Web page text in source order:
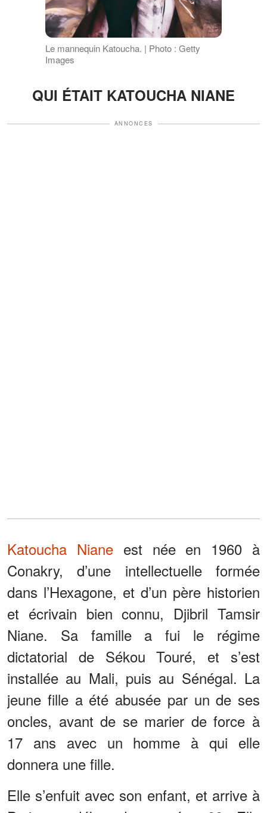
Le mannequin Katoucha. | Photo : Getty
Images
QUI ÉTAIT KATOUCHA NIANE
ANNONCES
Katoucha Nianeest née en 1960 à
Conakry, d’une intellectuelle formée
dans l’Hexagone, et d’un père historien
et écrivain bien connu, Djibril Tamsir
Niane. Sa famille a fui le régime
dictatorial de Sékou Touré, et s’est
installée au Mali, puis au Sénégal. La
jeune fille a été abusée par un de ses
oncles, avant de se marier de force à
17 ans avec un homme à qui elle
donnera une fille.
Elle s’enfuit avec son enfant, et arrive à